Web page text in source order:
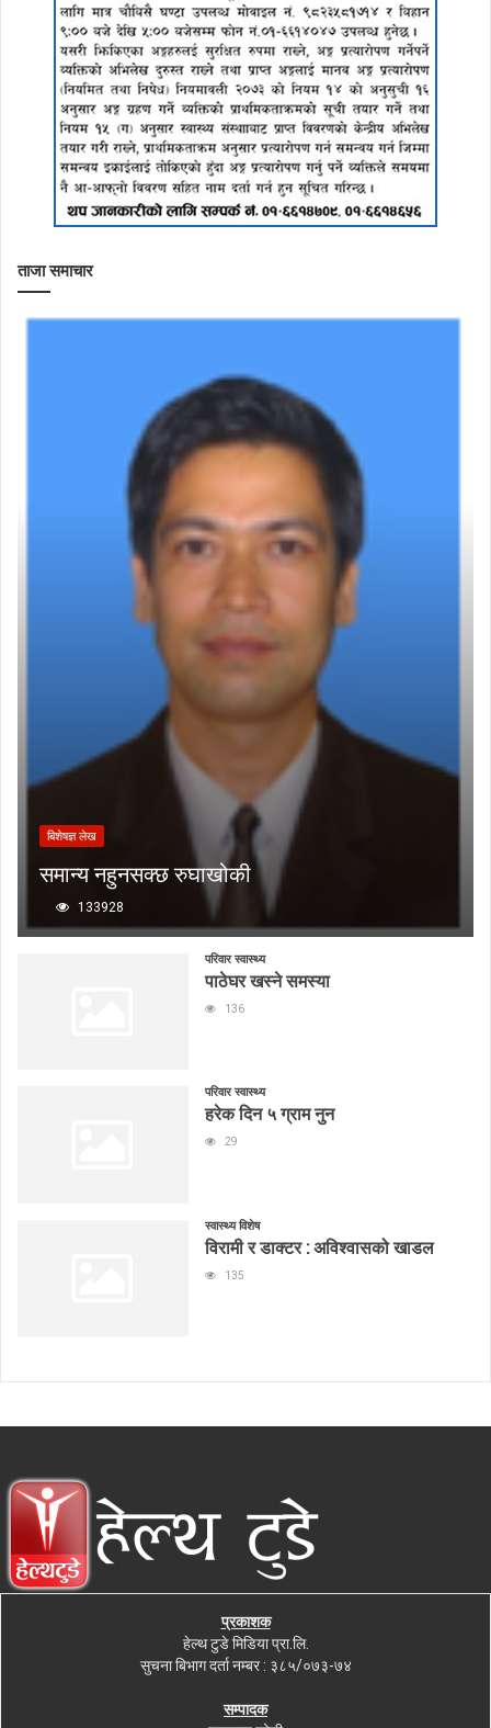
ताजा समाचार
बिशेषज्ञ लेख
समान्य नहुनसक्छ रुघाखोकी
133928
परिवार स्वास्थ्य
पाठेघर खस्ने समस्या
136
परिवार स्वास्थ्य
हरेक दिन ५ ग्राम नुन
29
स्वास्थ्य विशेष
विरामी र डाक्टर : अविश्वासको खाडल
135
प्रकाशक
हेल्थ टुडे मिडिया प्रा.लि.
सुचना बिभाग दर्ता नम्बर : ३८५/०७३-७४
सम्पादक